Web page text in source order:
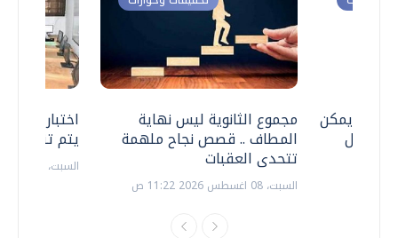
اختبارات
يتم
السبت، 18 يوليو 2026 09:22 ص
مجموع الثانوية ليس نهاية
المطاف .. قصص نجاح ملهمة
تتحدى العقبات
السبت، 08 اغسطس 2026 11:22 ص
.. هل يمكن
نتعامل